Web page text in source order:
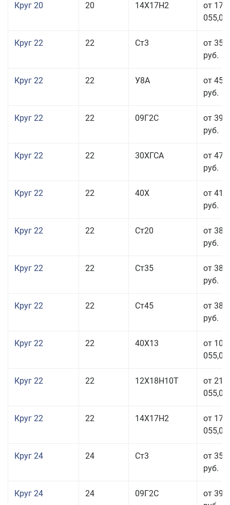
Круг 20 20 14Х17Н2
от 175
055,00
Круг 22 22 Ст3
от 35
руб.
Круг 22 22 У8А
от 45
руб.
Круг 22 22 09Г2С
от 39
руб.
Круг 22 22 30ХГСА
от 47
руб.
Круг 22 22 40Х
от 41
руб.
Круг 22 22 Ст20
от 38
руб.
Круг 22 22 Ст35
от 38
руб.
Круг 22 22 Ст45
от 38
руб.
Круг 22 22 40Х13
от 103
055,00
Круг 22 22 12Х18Н10Т
от 210
055,00
Круг 22 22 14Х17Н2
от 175
055,00
Круг 24 24 Ст3
от 35
руб.
Круг 24 24 09Г2С
от 39